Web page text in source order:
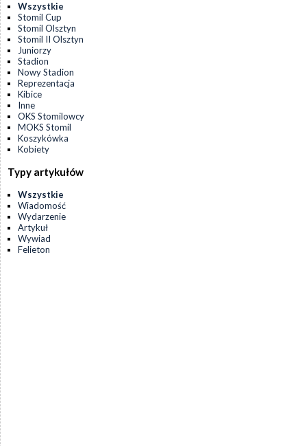
Wszystkie
Stomil Cup
Stomil Olsztyn
Stomil II Olsztyn
Juniorzy
Stadion
Nowy Stadion
Reprezentacja
Kibice
Inne
OKS Stomilowcy
MOKS Stomil
Koszykówka
Kobiety
Typy artykułów
Wszystkie
Wiadomość
Wydarzenie
Artykuł
Wywiad
Felieton